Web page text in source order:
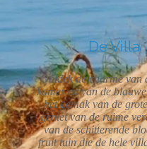
De Villa
Ontdek de charme van
kamer en van de
het gemak van de
geniet van de ruime
van de schitterende
fruit tuin die de hele